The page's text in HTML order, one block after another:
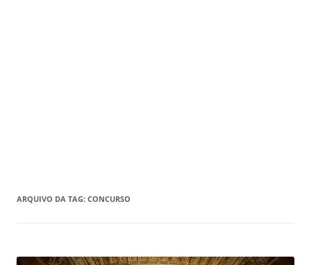
ARQUIVO DA TAG: CONCURSO